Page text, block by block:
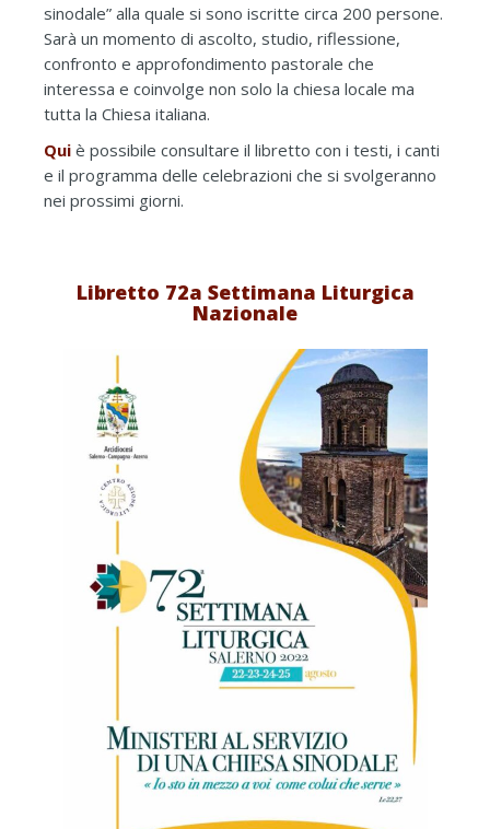
sinodale” alla quale si sono iscritte circa 200 persone.
Sarà un momento di ascolto, studio, riflessione,
confronto e approfondimento pastorale che
interessa e coinvolge non solo la chiesa locale ma
tutta la Chiesa italiana.
Qui è possibile consultare il libretto con i testi, i canti
e il programma delle celebrazioni che si svolgeranno
nei prossimi giorni.
Libretto 72a Settimana Liturgica
Nazionale